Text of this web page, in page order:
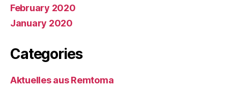
February 2020
January 2020
Categories
Aktuelles aus Remtoma